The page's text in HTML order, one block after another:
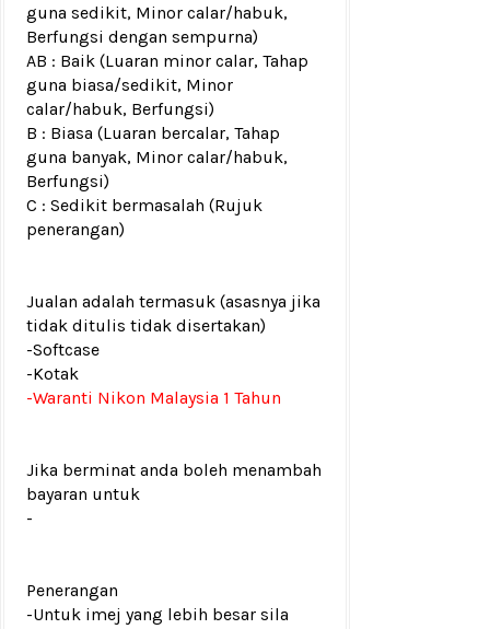
guna sedikit, Minor calar/habuk,
Berfungsi dengan sempurna)
AB : Baik (Luaran minor calar, Tahap
guna biasa/sedikit, Minor
calar/habuk, Berfungsi)
B : Biasa (Luaran bercalar, Tahap
guna banyak, Minor calar/habuk,
Berfungsi)
C : Sedikit bermasalah (Rujuk
penerangan)
Jualan adalah termasuk (asasnya jika
tidak ditulis tidak disertakan)
-Softcase
-Kotak
-Waranti Nikon Malaysia 1 Tahun
Jika berminat anda boleh menambah
bayaran untuk
-
Penerangan
-Untuk imej yang lebih besar sila